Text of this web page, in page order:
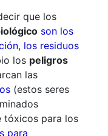
que los
son los
los residuos
los peligros
las
(estos seres
tóxicos para los
para